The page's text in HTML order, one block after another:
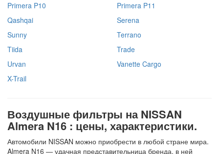
Primera P10
Primera P11
Qashqai
Serena
Sunny
Terrano
Tiida
Trade
Urvan
Vanette Cargo
X-Trail
Воздушные фильтры на NISSAN
Almera N16 : цены, характеристики.
Автомобили NISSAN можно приобрести в любой стране мира.
Almera N16 — удачная представительница бренда, в ней